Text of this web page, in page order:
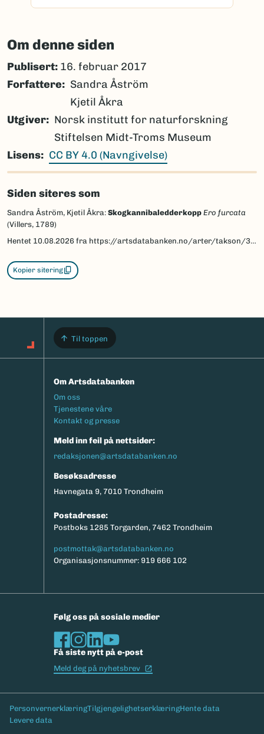
Om denne siden
Publisert: 16. februar 2017
Forfattere
Sandra Åström
Kjetil Åkra
Utgiver
Norsk institutt for naturforskning
Stiftelsen Midt-Troms Museum
Lisens
CC BY 4.0 (Navngivelse)
Siden siteres som
Sandra Åström, Kjetil Åkra: Skogkannibaledderkopp Ero furcata
(Villers, 1789)
Hentet 10.08.2026 fra https://artsdatabanken.no/arter/takson/3074/beskrivelse
Kopier sitering
Til toppen
Om Artsdatabanken
Footermeny
Om oss
Tjenestene våre
Kontakt og presse
Meld inn feil på nettsider:
redaksjonen@artsdatabanken.no
Besøksadresse
Havnegata 9, 7010 Trondheim
Postadresse:
Postboks 1285 Torgarden, 7462 Trondheim
postmottak@artsdatabanken.no
Organisasjonsnummer: 919 666 102
Følg oss på sosiale medier
Få siste nytt på e-post
Meld deg på nyhetsbrev
Bunntekst
PersonvernerklæringTilgjengelighetserklæringHente data
Levere data